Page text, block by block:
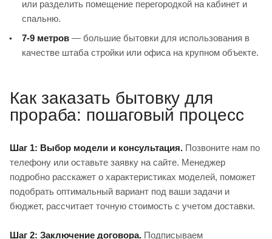
или разделить помещение перегородкой на кабинет и
спальню.
7-9 метров — большие бытовки для использования в
качестве штаба стройки или офиса на крупном объекте.
Как заказать бытовку для
прораба: пошаговый процесс
Шаг 1: Выбор модели и консультация. Позвоните нам по
телефону или оставьте заявку на сайте. Менеджер
подробно расскажет о характеристиках моделей, поможет
подобрать оптимальный вариант под ваши задачи и
бюджет, рассчитает точную стоимость с учетом доставки.
Шаг 2: Заключение договора. Подписываем